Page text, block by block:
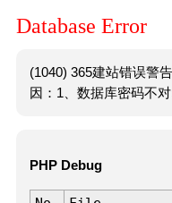
Database Error
(1040) 365建站错误警
因：1、数据库密码不
PHP Debug